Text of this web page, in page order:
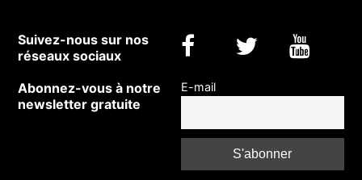
Suivez-nous sur nos
réseaux sociaux
Abonnez-vous à notre
newsletter gratuite
E-mail